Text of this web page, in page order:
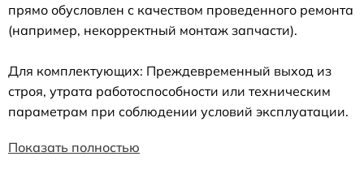
прямо обусловлен с качеством проведенного ремонта
(например, некорректный монтаж запчасти).
Для комплектующих: Преждевременный выход из
строя, утрата работоспособности или техническим
параметрам при соблюдении условий эксплуатации.
Показать полностью